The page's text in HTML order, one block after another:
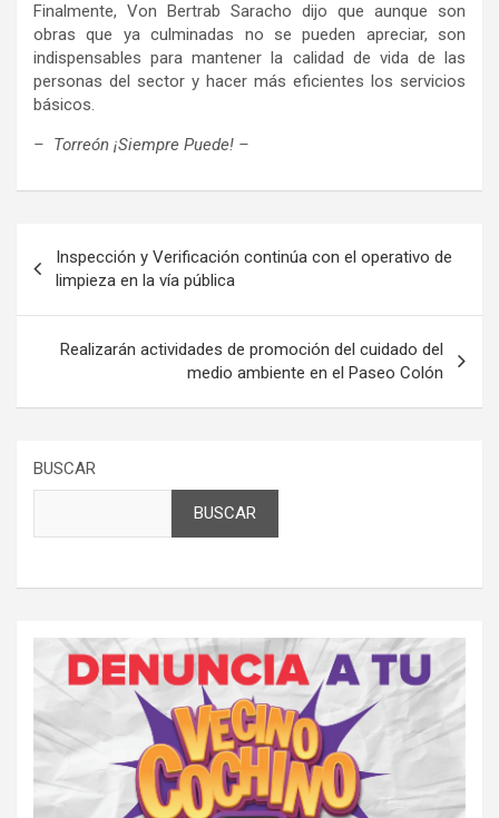
Finalmente, Von Bertrab Saracho dijo que aunque son
obras que ya culminadas no se pueden apreciar, son
indispensables para mantener la calidad de vida de las
personas del sector y hacer más eficientes los servicios
básicos.
– Torreón ¡Siempre Puede! –
de
entradas
Inspección y Verificación continúa con el operativo de
limpieza en la vía pública
Realizarán actividades de promoción del cuidado del
medio ambiente en el Paseo Colón
BUSCAR
BUSCAR